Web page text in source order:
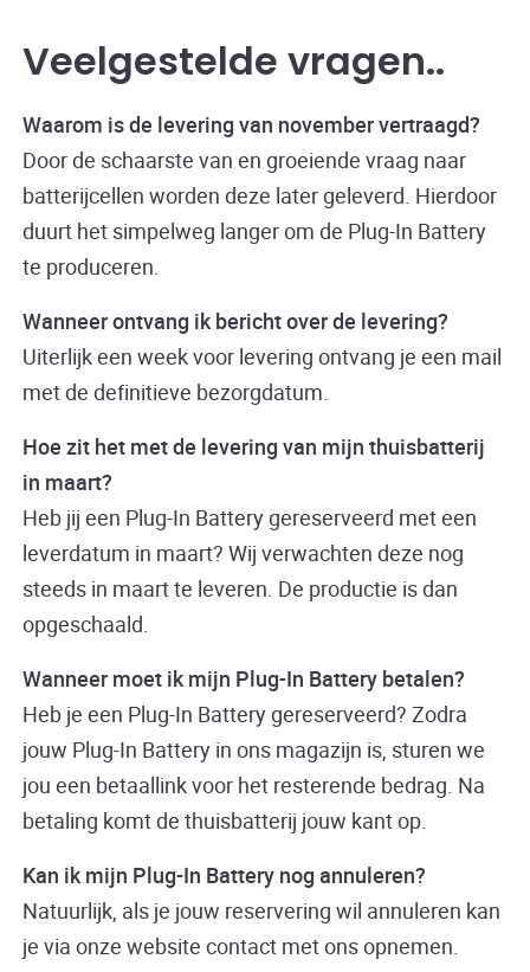
Veelgestelde vragen.
Waarom is de levering van november vertraagd?
Door de schaarste van en groeiende vraag naar
batterijcellen worden deze later geleverd. Hierdoor
duurt het simpelweg langer om de Plug-In Battery
te produceren.
Wanneer ontvang ik bericht over de levering?
Uiterlijk een week voor levering ontvang je een mail
met de definitieve bezorgdatum.
Hoe zit het met de levering van mijn thuisbatterij
in maart?
Heb jij een Plug-In Battery gereserveerd met een
leverdatum in maart? Wij verwachten deze nog
steeds in maart te leveren. De productie is dan
opgeschaald.
Wanneer moet ik mijn Plug-In Battery betalen?
Heb je een Plug-In Battery gereserveerd? Zodra
jouw Plug-In Battery in ons magazijn is, sturen we
jou een betaallink voor het resterende bedrag. Na
betaling komt de thuisbatterij jouw kant op.
Kan ik mijn Plug-In Battery nog annuleren?
Natuurlijk, als je jouw reservering wil annuleren kan
je via onze website contact met ons opnemen.